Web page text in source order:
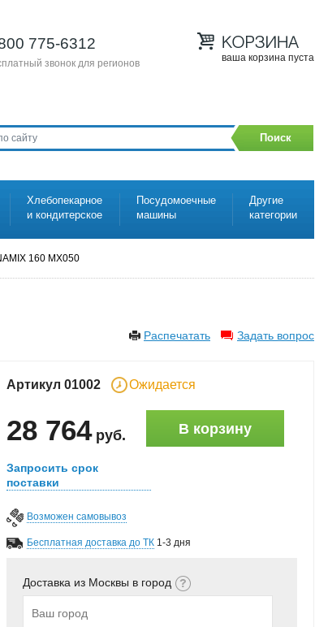
775-6312
звонок для регионов ваша корзина пуста
Поиск
Хлебопекарное
и кондитерское
Посудомоечные
машины
Другие
категории
160 MX050
Распечатать Задать вопрос
Артикул 01002 Ожидается
28 764 руб. В корзину
Запросить срок
поставки
Возможен самовывоз
Бесплатная доставка до ТК 1-3 дня
Доставка из Москвы в город